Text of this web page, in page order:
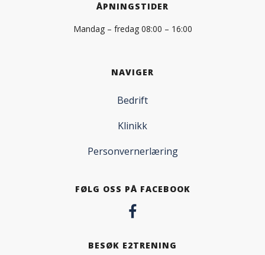
ÅPNINGSTIDER
Mandag – fredag 08:00 – 16:00
NAVIGER
Bedrift
Klinikk
Personvernerlæring
FØLG OSS PÅ FACEBOOK
BESØK E2TRENING